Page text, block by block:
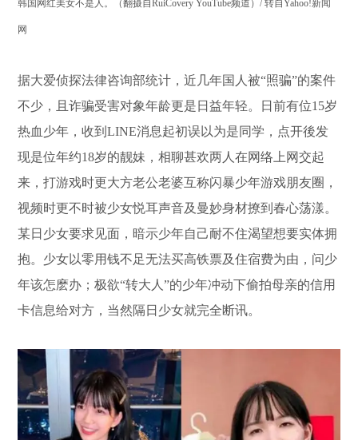
韩国网红美女不是人。（翻摄自RuiCovery YouTube频道）/ 转自Yahoo!新闻
网
据大爱侦探法律咨询部统计，近几年国人被“照骗”的案件
不少，且诈骗受害对象年龄更是日益年轻。日前有位15岁
热血少年，收到LINE消息起初误以为是同学，点开後发
现是位年约18岁的靓妹，相聊甚欢两人在网络上网交起
来，打游戏时更大方老公老婆互称闪暴少年游戏朋友圈，
视频时更不时被少女悦耳声音及曼妙身材撩到春心荡漾。
某日少女要求见面，暗示少年自己耐不住渴望想要实体拥
抱。少女以零用钱不足无法买高铁票及住宿费为由，问少
年该怎麽办；极欲“转大人”的少年冲动下偷拍母亲的信用
卡信息给对方，当然隔日少女就完全断讯。